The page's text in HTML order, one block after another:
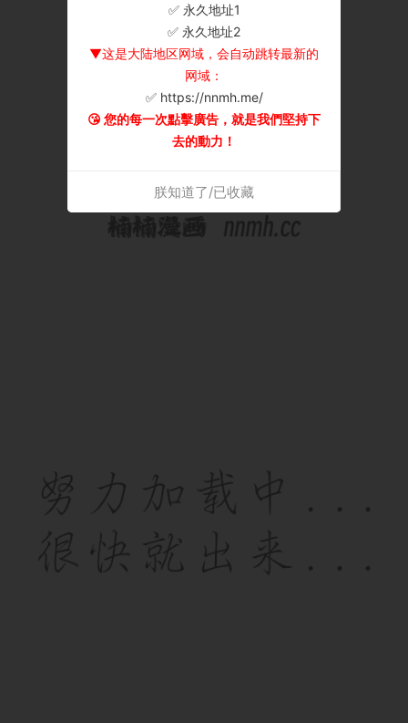
✅ 永久地址1
✅ 永久地址2
▼这是大陆地区网域，会自动跳转最新的
网域：
✅ https://nnmh.me/
😘 您的每一次點擊廣告，就是我們堅持下
去的動力！
朕知道了/已收藏